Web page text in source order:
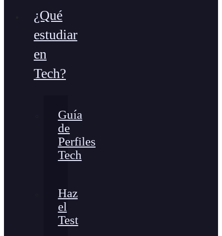
¿Qué
estudiar
en
Tech?
Guía
de
Perfiles
Tech
Haz
el
Test